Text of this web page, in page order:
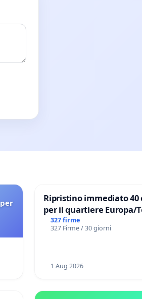
Ripristino immediato 40
per il quartiere Europa/
di Aprilia
327 firme
327 Firme / 30 giorni
1 Aug 2026